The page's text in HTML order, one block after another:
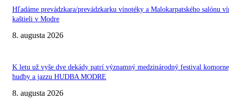
Hľadáme prevádzkara/prevádzkarku vínotéky a Malokarpatského salónu
kaštieli v Modre
8. augusta 2026
K letu už vyše dve dekády patrí významný medzinárodný festival
hudby a jazzu HUDBA MODRE
8. augusta 2026